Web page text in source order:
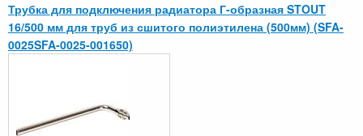
Трубка для подключения радиатора Г-образная STOUT
16/500 мм для труб из сшитого полиэтилена (500мм) (SFA-
0025SFA-0025-001650)